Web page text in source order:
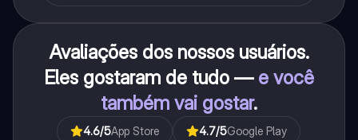
Avaliações dos nossos usuários.
Eles gostaram de tudo — e você
também vai gostar.
4.6/5App Store 4.7/5Google Play